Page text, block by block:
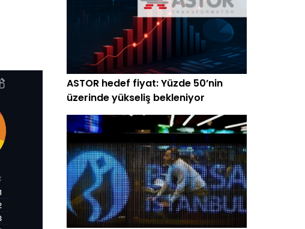
ASTOR hedef fiyat: Yüzde 50’nin
üzerinde yükseliş bekleniyor